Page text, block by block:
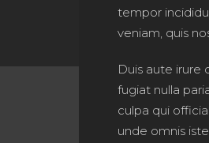
tempor
veniam, quis
Duis aute irure
fugiat nulla
culpa qui
unde omnis